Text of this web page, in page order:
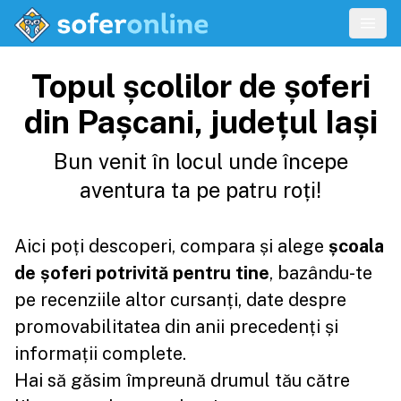
Topul școlilor de șoferi
din Pașcani, județul Iași
Bun venit în locul unde începe
aventura ta pe patru roți!
Aici poți descoperi, compara și alege școala
de șoferi potrivită pentru tine, bazându-te
pe recenziile altor cursanți, date despre
promovabilitatea din anii precedenți și
informații complete.
Hai să găsim împreună drumul tău către